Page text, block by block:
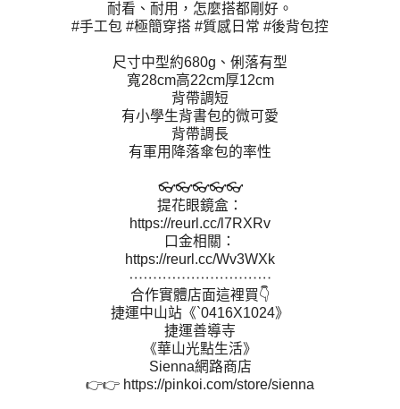
耐看、耐用，怎麼搭都剛好。
#手工包 #極簡穿搭 #質感日常 #後背包控
尺寸中型約680g、俐落有型
寬28cm高22cm厚12cm
背帶調短
有小學生背書包的微可愛
背帶調長
有軍用降落傘包的率性
👓👓👓👓👓
提花眼鏡盒：
https://reurl.cc/l7RXRv
口金相關：
https://reurl.cc/Wv3WXk
⋯⋯⋯⋯⋯⋯⋯⋯⋯⋯
合作實體店面這裡買👇
捷運中山站《`0416X1024》
捷運善導寺
《華山光點生活》
Sienna網路商店
👉👉 https://pinkoi.com/store/sienna